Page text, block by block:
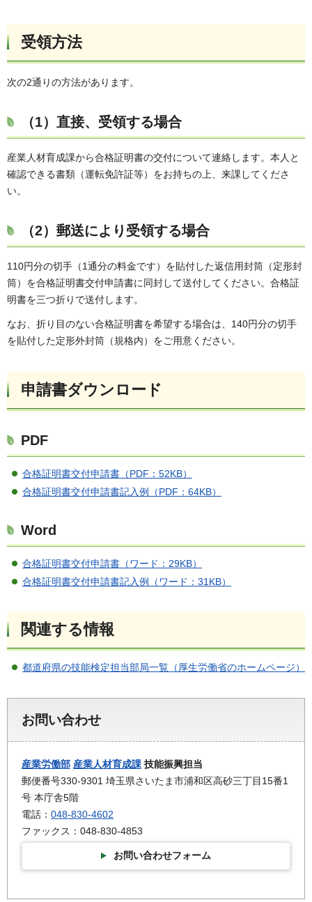
受領方法
次の2通りの方法があります。
（1）直接、受領する場合
産業人材育成課から合格証明書の交付について連絡します。本人と
確認できる書類（運転免許証等）をお持ちの上、来課してくださ
い。
（2）郵送により受領する場合
110円分の切手（1通分の料金です）を貼付した返信用封筒（定形封
筒）を合格証明書交付申請書に同封して送付してください。合格証
明書を三つ折りで送付します。
なお、折り目のない合格証明書を希望する場合は、140円分の切手
を貼付した定形外封筒（規格内）をご用意ください。
申請書ダウンロード
PDF
合格証明書交付申請書（PDF：52KB）
合格証明書交付申請書記入例（PDF：64KB）
Word
合格証明書交付申請書（ワード：29KB）
合格証明書交付申請書記入例（ワード：31KB）
関連する情報
都道府県の技能検定担当部局一覧（厚生労働省のホームページ）
お問い合わせ
産業労働部 産業人材育成課 技能振興担当
郵便番号330-9301 埼玉県さいたま市浦和区高砂三丁目15番1
号 本庁舎5階
電話： 048-830-4602
ファックス：048-830-4853
お問い合わせフォーム